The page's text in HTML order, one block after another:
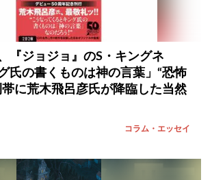
『ジョジョ』のS・キングネ
の書くものは神の言葉」“恐怖
に荒木飛呂彦氏が降臨した当然
コラム・エッセイ